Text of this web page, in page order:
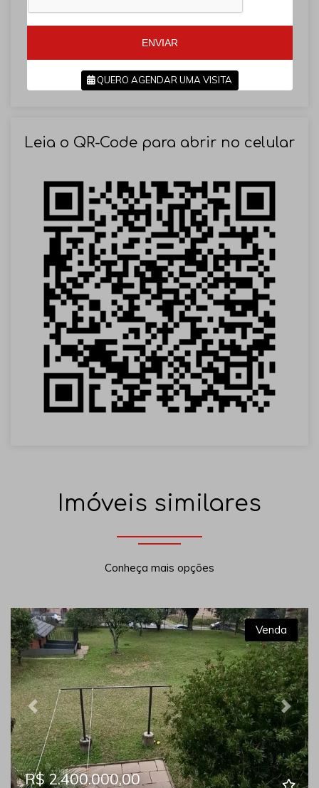
5
5
ENVIAR
QUERO AGENDAR UMA VISITA
Leia o QR-Code para abrir no celular
Imóveis similares
Conheça mais opções
Previous Next
Venda
R$ 2.400.000,00